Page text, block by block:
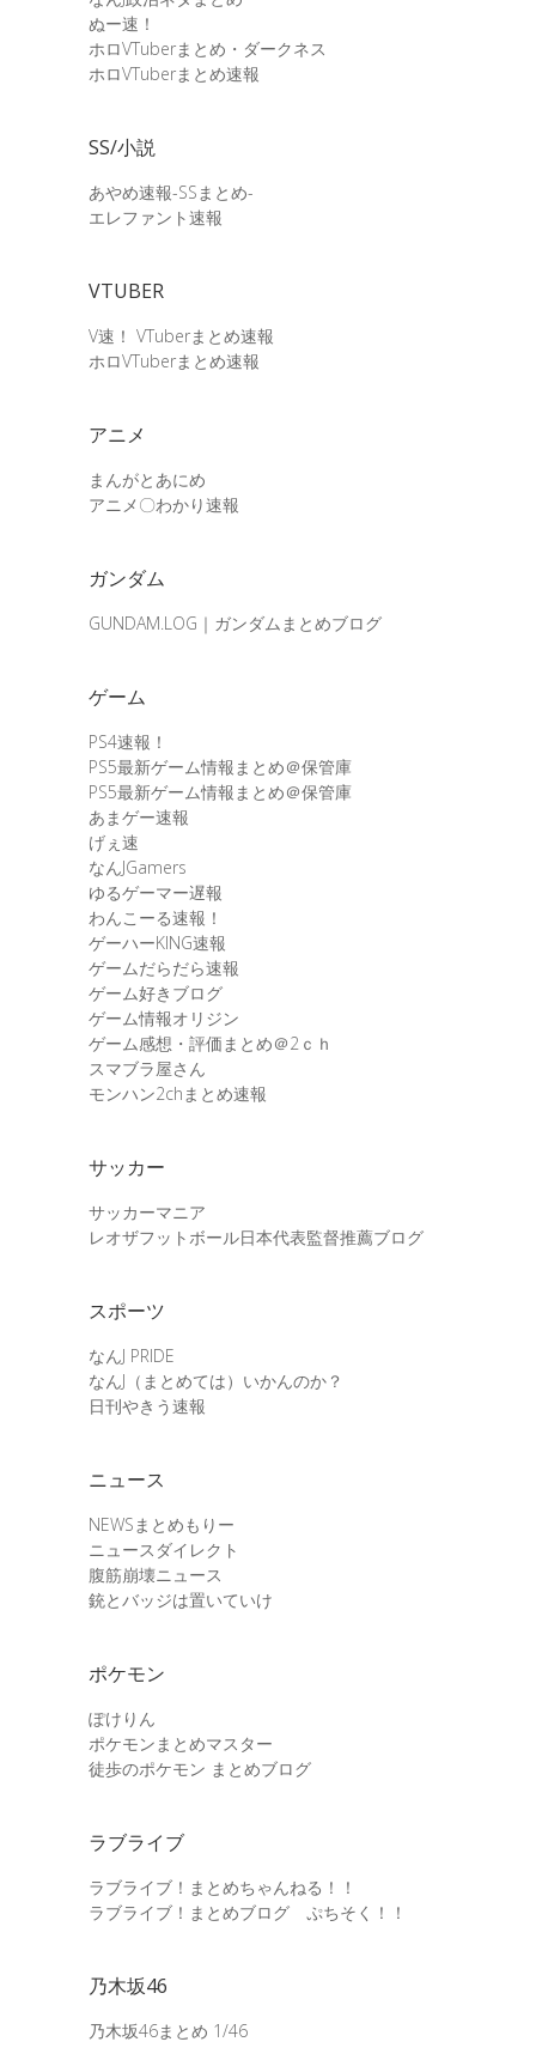
ぬー速！
ホロVTuberまとめ・ダークネス
ホロVTuberまとめ速報
SS/小説
あやめ速報-SSまとめ-
エレファント速報
VTUBER
V速！ VTuberまとめ速報
ホロVTuberまとめ速報
アニメ
まんがとあにめ
アニメ〇わかり速報
ガンダム
GUNDAM.LOG｜ガンダムまとめブログ
ゲーム
PS4速報！
PS5最新ゲーム情報まとめ＠保管庫
PS5最新ゲーム情報まとめ＠保管庫
あまゲー速報
げぇ速
なんJGamers
ゆるゲーマー遅報
わんこーる速報！
ゲーハーKING速報
ゲームだらだら速報
ゲーム好きブログ
ゲーム情報オリジン
ゲーム感想・評価まとめ＠2ｃｈ
スマブラ屋さん
モンハン2chまとめ速報
サッカー
サッカーマニア
レオザフットボール日本代表監督推薦ブログ
スポーツ
なんJ PRIDE
なんJ（まとめては）いかんのか？
日刊やきう速報
ニュース
NEWSまとめもりー
ニュースダイレクト
腹筋崩壊ニュース
銃とバッジは置いていけ
ポケモン
ぽけりん
ポケモンまとめマスター
徒歩のポケモン まとめブログ
ラブライブ
ラブライブ！まとめちゃんねる！！
ラブライブ！まとめブログ ぷちそく！！
乃木坂46
乃木坂46まとめ 1/46